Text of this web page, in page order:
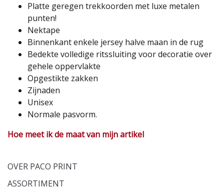
Platte geregen trekkoorden met luxe metalen
punten!
Nektape
Binnenkant enkele jersey halve maan in de rug
Bedekte volledige ritssluiting voor decoratie over
gehele oppervlakte
Opgestikte zakken
Zijnaden
Unisex
Normale pasvorm.
Hoe meet ik de maat van mijn artikel
OVER PACO PRINT
ASSORTIMENT